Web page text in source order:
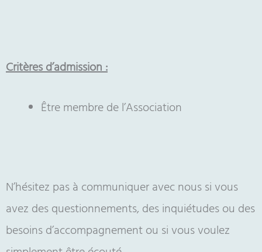
Critères d’admission :
Être membre de l’Association
N’hésitez pas à communiquer avec nous si vous
avez des questionnements, des inquiétudes ou des
besoins d’accompagnement ou si vous voulez